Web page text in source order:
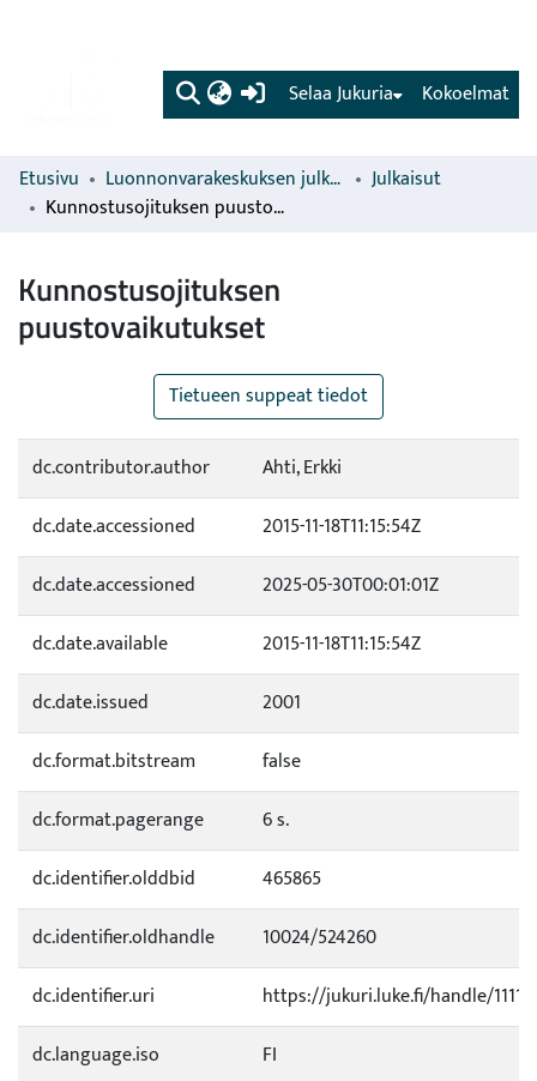
(current) Kokoelmat
Selaa Jukuria
Etusivu Luonnonvarakeskuksen julkaisut
Julkaisut
Kunnostusojituksen puustovaikutukset
Kunnostusojituksen
puustovaikutukset
Tietueen suppeat tiedot
dc.contributor.author
Ahti, Erkki
dc.date.accessioned
2015-11-18T11:15:54Z
dc.date.accessioned
2025-05-30T00:01:01Z
dc.date.available
2015-11-18T11:15:54Z
dc.date.issued
2001
dc.format.bitstream
false
dc.format.pagerange
6 s.
dc.identifier.olddbid
465865
dc.identifier.oldhandle
10024/524260
dc.identifier.uri
https://jukuri.luke.fi/handle/
dc.language.iso
FI